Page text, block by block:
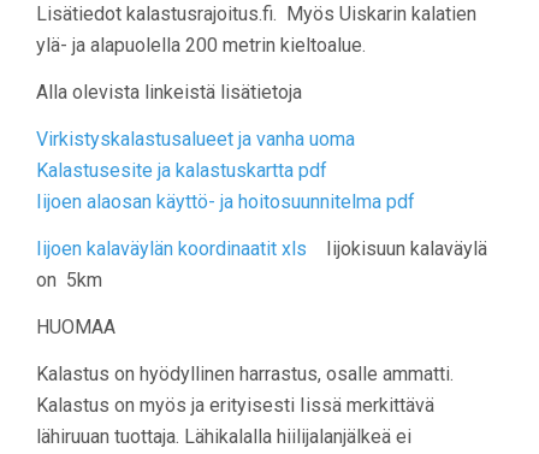
Lisätiedot kalastusrajoitus.fi. Myös Uiskarin kalatien
ylä- ja alapuolella 200 metrin kieltoalue.
Alla olevista linkeistä lisätietoja
Virkistyskalastusalueet ja vanha uoma
Kalastusesite ja kalastuskartta pdf
Iijoen alaosan käyttö- ja hoitosuunnitelma pdf
Iijoen kalaväylän koordinaatit xls Iijokisuun kalaväylä
on 5km
HUOMAA
Kalastus on hyödyllinen harrastus, osalle ammatti.
Kalastus on myös ja erityisesti Iissä merkittävä
lähiruuan tuottaja. Lähikalalla hiilijalanjälkeä ei